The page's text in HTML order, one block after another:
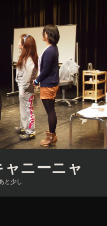
ニーニャ
と少し